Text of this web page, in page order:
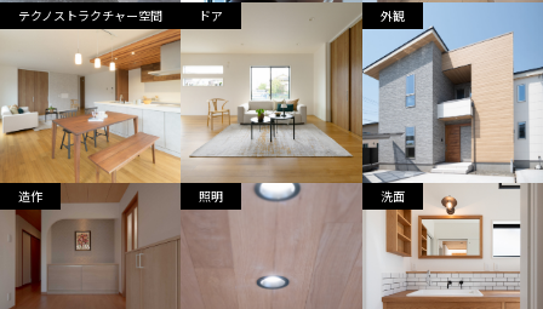
テクノストラクチャー空間 ドア 外観
造作 照明 洗面